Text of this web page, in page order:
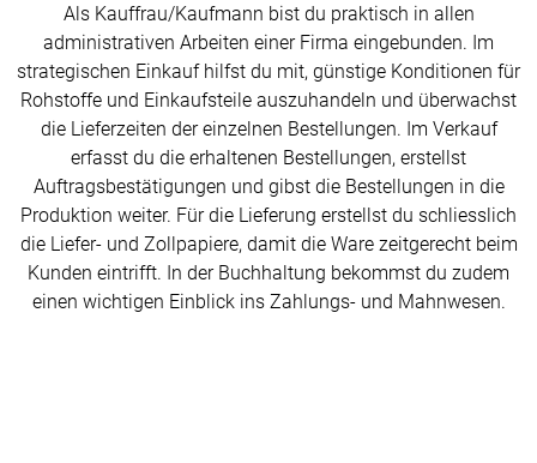
Als Kauffrau/Kaufmann bist du praktisch in allen
administrativen Arbeiten einer Firma eingebunden. Im
strategischen Einkauf hilfst du mit, günstige Konditionen für
Rohstoffe und Einkaufsteile auszuhandeln und überwachst
die Lieferzeiten der einzelnen Bestellungen. Im Verkauf
erfasst du die erhaltenen Bestellungen, erstellst
Auftragsbestätigungen und gibst die Bestellungen in die
Produktion weiter. Für die Lieferung erstellst du schliesslich
die Liefer- und Zollpapiere, damit die Ware zeitgerecht beim
Kunden eintrifft. In der Buchhaltung bekommst du zudem
einen wichtigen Einblick ins Zahlungs- und Mahnwesen.